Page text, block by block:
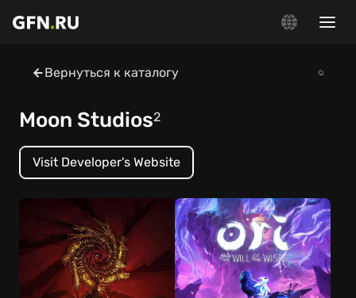
Вернуться к каталогу
Moon Studios2
Visit Developer's Website